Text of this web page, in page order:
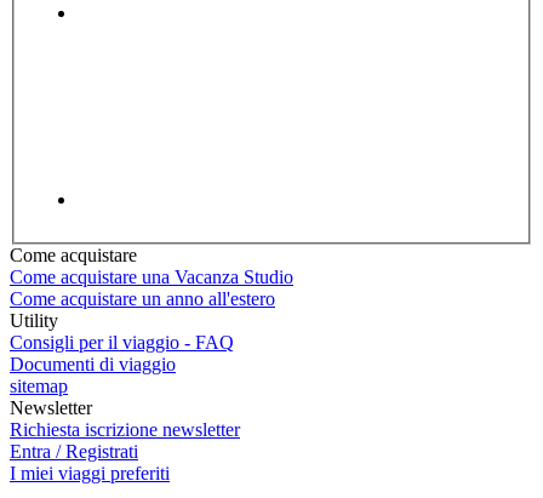
Come acquistare
Come acquistare una Vacanza Studio
Come acquistare un anno all'estero
Utility
Consigli per il viaggio - FAQ
Documenti di viaggio
sitemap
Newsletter
Richiesta iscrizione newsletter
Entra / Registrati
I miei viaggi preferiti